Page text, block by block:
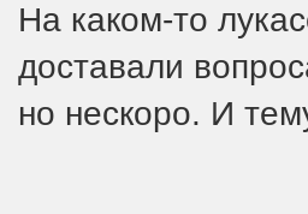
На каком-то
доставали
но нескоро. И